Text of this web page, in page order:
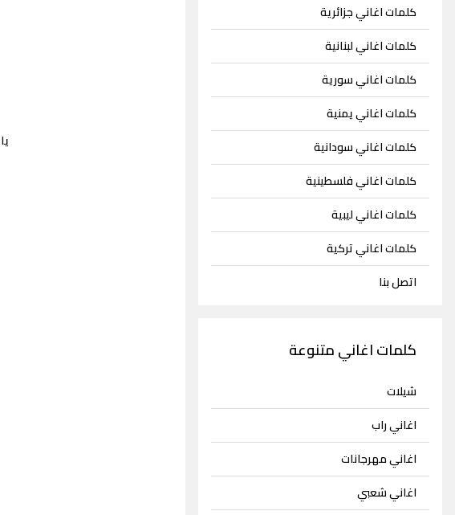
كلمات اغاني جزائرية
كلمات اغاني لبنانية
كلمات اغاني سورية
كلمات اغاني يمنية
كلمات اغاني سودانية
كلمات اغاني فلسطينية
كلمات اغاني ليبية
كلمات اغاني تركية
اتصل بنا
كلمات اغاني متنوعة
شيلات
اغاني راب
اغاني مهرجانات
اغاني شعبي